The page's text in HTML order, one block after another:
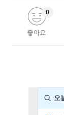
좋아요
0